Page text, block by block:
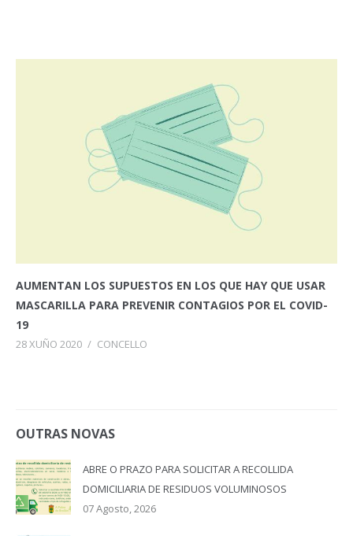
AUMENTAN LOS SUPUESTOS EN LOS QUE HAY QUE USAR
MASCARILLA PARA PREVENIR CONTAGIOS POR EL COVID-
19
28 XUÑO 2020 / CONCELLO
OUTRAS NOVAS
ABRE O PRAZO PARA SOLICITAR A RECOLLIDA
DOMICILIARIA DE RESIDUOS VOLUMINOSOS
07 Agosto, 2026